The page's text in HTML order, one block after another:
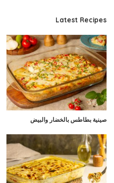
Latest Recipes
صينية بطاطس بالخضار والبيض